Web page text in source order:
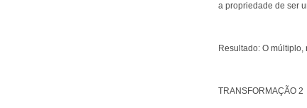
a propriedade de ser
Resultado: O
TRANSFORMAÇÃO 2